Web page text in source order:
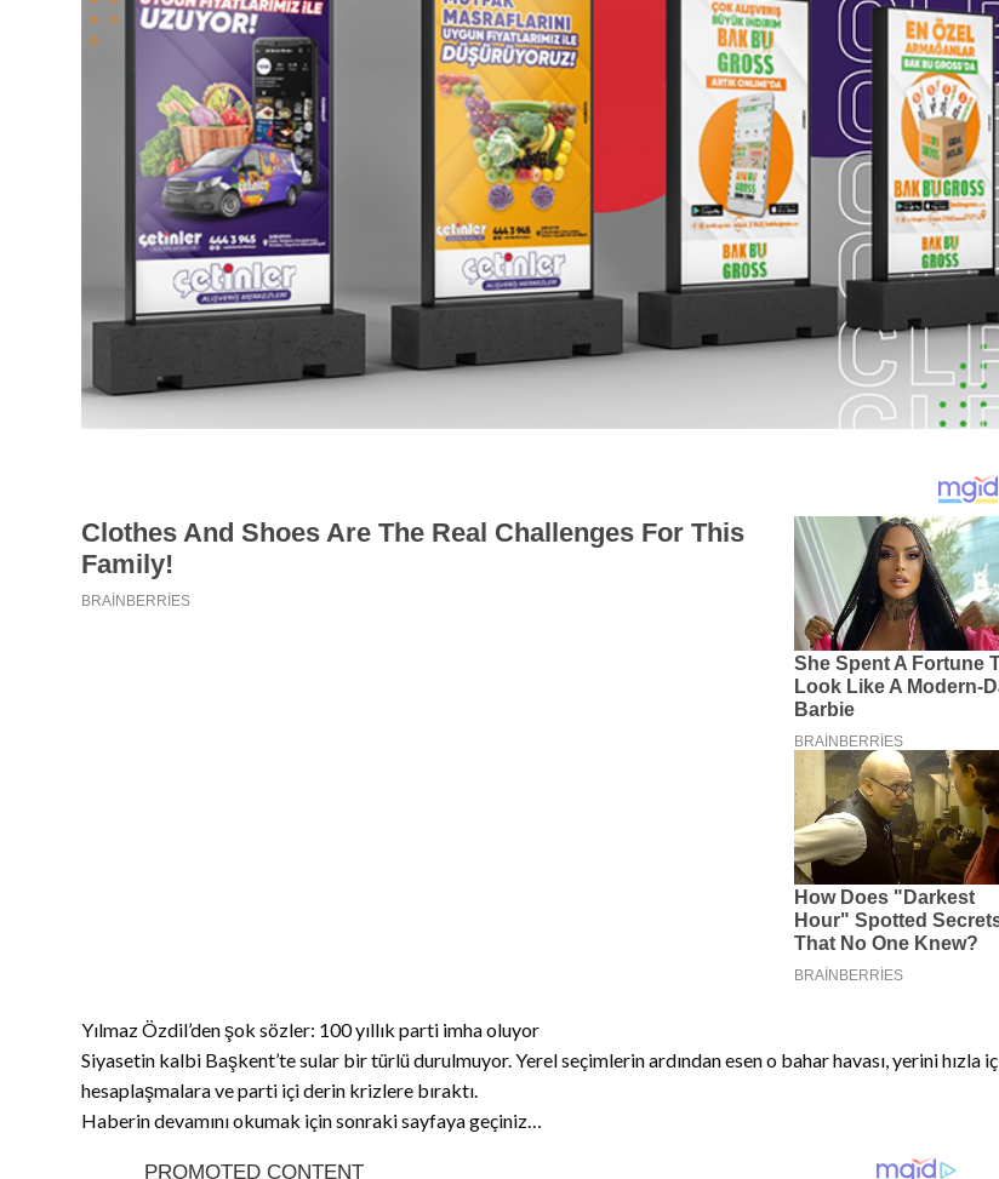
Yılmaz Özdil’den şok sözler: 100 yıllık parti imha oluyor
Siyasetin kalbi Başkent’te sular bir türlü durulmuyor. Yerel seçimlerin ardından esen o bahar havası, yerini hızla iç
hesaplaşmalara ve parti içi derin krizlere bıraktı.
Haberin devamını okumak için sonraki sayfaya geçiniz…